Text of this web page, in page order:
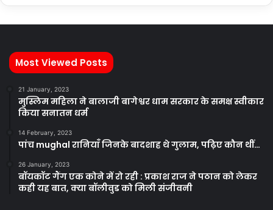
Most Viewed Posts
21 January, 2023
मुस्लिम महिला ने बालाजी बागेश्वर धाम सरकार के समक्ष स्वीकार
किया सनातन धर्म
14 February, 2023
पांच mughal रानियाँ जिनके बादशाह थे गुलाम, पढ़िए कौन थीं…
26 January, 2023
बॉयकॉट गैंग एक कोने में रो रही : प्रकाश राज ने पठान को लेकर
कही यह बात, क्या बॉलीवुड को मिली संजीवनी